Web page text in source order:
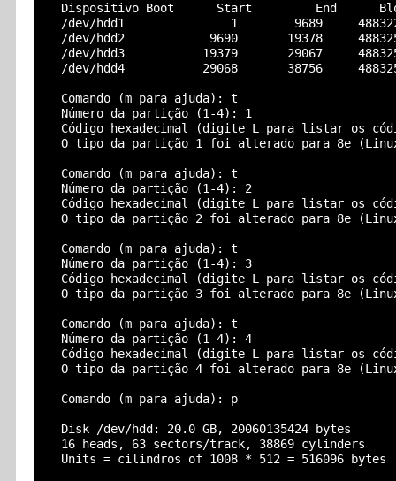
Dispositivo Boot      Start         End
/dev/hdd1               1        9689
/dev/hdd2            9690       19378
/dev/hdd3           19379       29067
/dev/hdd4           29068       38756
  Comando (m para ajuda): t
  Número da partição (1-4): 1
Código hexadecimal (digite L para listar os
O tipo da partição 1 foi alterado para 8e
  Comando (m para ajuda): t
  Número da partição (1-4): 2
Código hexadecimal (digite L para listar os
O tipo da partição 2 foi alterado para 8e
  Comando (m para ajuda): t
  Número da partição (1-4): 3
Código hexadecimal (digite L para listar os
O tipo da partição 3 foi alterado para 8e
  Comando (m para ajuda): t
  Número da partição (1-4): 4
Código hexadecimal (digite L para listar os
O tipo da partição 4 foi alterado para 8e
  Comando (m para ajuda): p
  Disk /dev/hdd: 20.0 GB, 20060135424 bytes
  16 heads, 63 sectors/track, 38869 cylinders
  Units = cilindros of 1008 * 512 = 516096 bytes